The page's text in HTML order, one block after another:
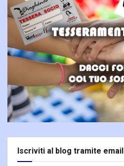
Iscriviti al blog tramite email